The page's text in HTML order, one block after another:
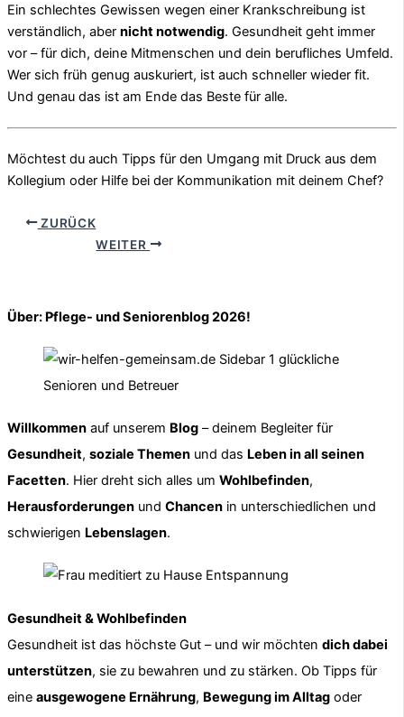
Ein schlechtes Gewissen wegen einer Krankschreibung ist
verständlich, aber nicht notwendig. Gesundheit geht immer
vor – für dich, deine Mitmenschen und dein berufliches Umfeld.
Wer sich früh genug auskuriert, ist auch schneller wieder fit.
Und genau das ist am Ende das Beste für alle.
Möchtest du auch Tipps für den Umgang mit Druck aus dem
Kollegium oder Hilfe bei der Kommunikation mit deinem Chef?
ZURÜCK
WEITER
Über: Pflege- und Seniorenblog 2026!
Willkommen auf unserem Blog – deinem Begleiter für
Gesundheit, soziale Themen und das Leben in all seinen
Facetten. Hier dreht sich alles um Wohlbefinden,
Herausforderungen und Chancen in unterschiedlichen und
schwierigen Lebenslagen.
Gesundheit & Wohlbefinden
Gesundheit ist das höchste Gut – und wir möchten dich dabei
unterstützen, sie zu bewahren und zu stärken. Ob Tipps für
eine ausgewogene Ernährung, Bewegung im Alltag oder